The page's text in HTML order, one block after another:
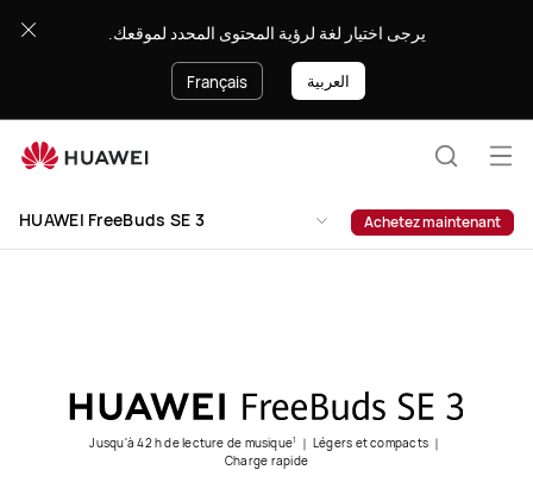
FreeBuds
يرجى اختيار لغة لرؤية المحتوى المحدد لموقعك.
Français العربية
le
HUAWEI FreeBuds SE 3 Achetez maintenant
Jusqu'à 42 h de lecture de musique1
｜ Légers et compacts ｜
Charge rapide